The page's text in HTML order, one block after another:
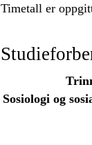
Timetall er
Sosiologi og